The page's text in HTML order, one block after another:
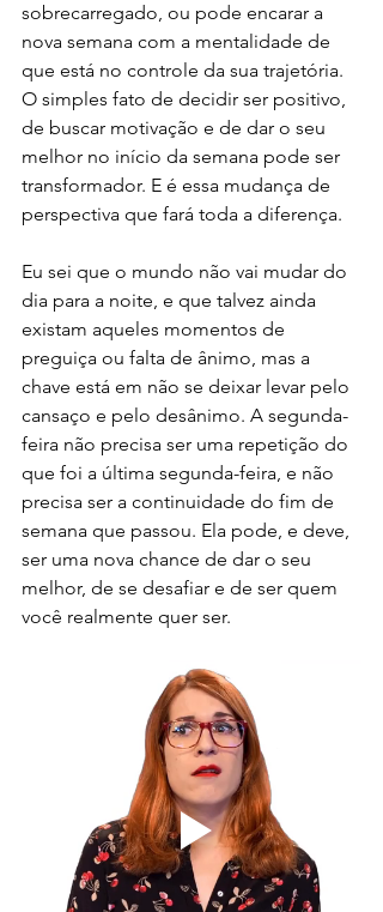
sobrecarregado, ou pode encarar a
nova semana com a mentalidade de
que está no controle da sua trajetória.
O simples fato de decidir ser positivo,
de buscar motivação e de dar o seu
melhor no início da semana pode ser
transformador. E é essa mudança de
perspectiva que fará toda a diferença.
Eu sei que o mundo não vai mudar do
dia para a noite, e que talvez ainda
existam aqueles momentos de
preguiça ou falta de ânimo, mas a
chave está em não se deixar levar pelo
cansaço e pelo desânimo. A segunda-
feira não precisa ser uma repetição do
que foi a última segunda-feira, e não
precisa ser a continuidade do fim de
semana que passou. Ela pode, e deve,
ser uma nova chance de dar o seu
melhor, de se desafiar e de ser quem
você realmente quer ser.